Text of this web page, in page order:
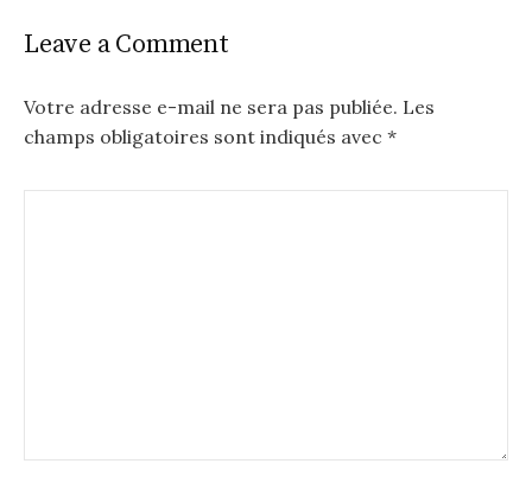
Leave a Comment
Votre adresse e-mail ne sera pas publiée. Les
champs obligatoires sont indiqués avec *